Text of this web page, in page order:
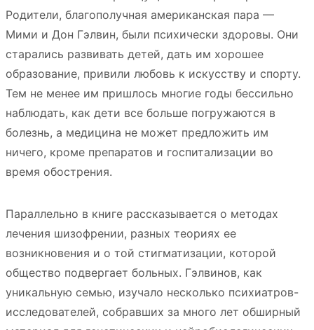
Родители, благополучная американская пара —
Мими и Дон Гэлвин, были психически здоровы. Они
старались развивать детей, дать им хорошее
образование, привили любовь к искусству и спорту.
Тем не менее им пришлось многие годы бессильно
наблюдать, как дети все больше погружаются в
болезнь, а медицина не может предложить им
ничего, кроме препаратов и госпитализации во
время обострения.
Параллельно в книге рассказывается о методах
лечения шизофрении, разных теориях ее
возникновения и о той стигматизации, которой
общество подвергает больных. Гэлвинов, как
уникальную семью, изучало несколько психиатров-
исследователей, собравших за много лет обширный